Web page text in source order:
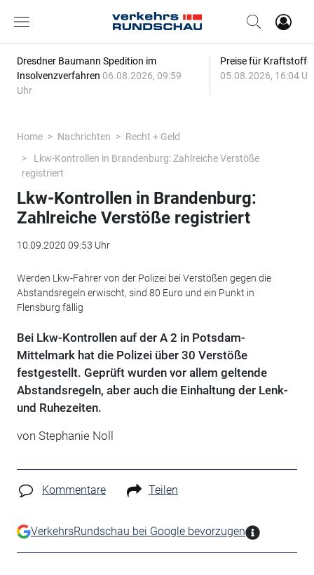
Dresdner Baumann Spedition im
Insolvenzverfahren 06.08.2026, 09:59
Uhr
Preise für
05.08.2026, 16:04
Home Nachrichten
Recht + Geld
Lkw-Kontrollen in Brandenburg: Zahlreiche Verstöße
registriert
Lkw-Kontrollen in Brandenburg:
Zahlreiche Verstöße registriert
10.09.2020 09:53 Uhr
Werden Lkw-Fahrer von der Polizei bei Verstößen gegen die
Abstandsregeln erwischt, sind 80 Euro und ein Punkt in
Flensburg fällig
Bei Lkw-Kontrollen auf der A 2 in Potsdam-
Mittelmark hat die Polizei über 30 Verstöße
festgestellt. Geprüft wurden vor allem geltende
Abstandsregeln, aber auch die Einhaltung der Lenk-
und Ruhezeiten.
von Stephanie Noll
Kommentare Teilen
VerkehrsRundschau bei Google bevorzugen